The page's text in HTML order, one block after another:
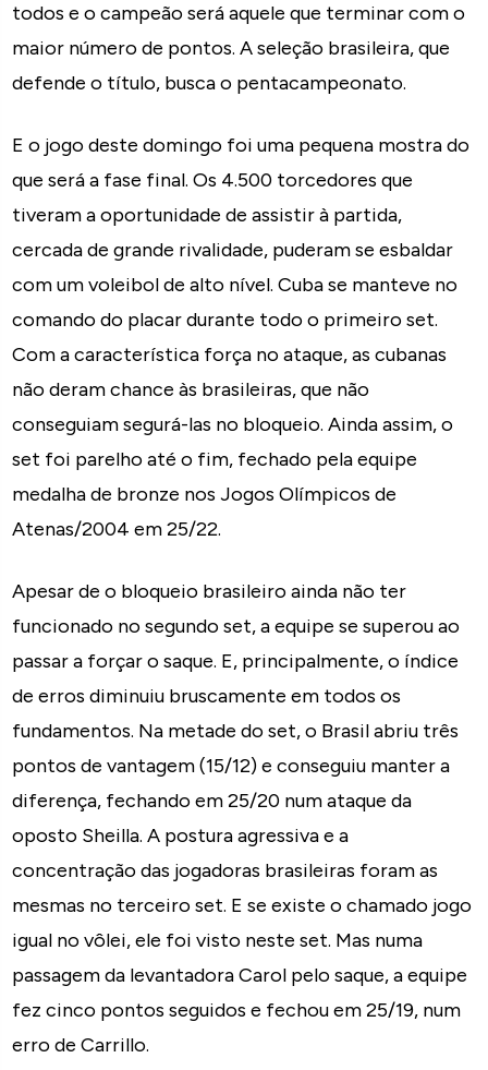
todos e o campeão será aquele que terminar com o
maior número de pontos. A seleção brasileira, que
defende o título, busca o pentacampeonato.
E o jogo deste domingo foi uma pequena mostra do
que será a fase final. Os 4.500 torcedores que
tiveram a oportunidade de assistir à partida,
cercada de grande rivalidade, puderam se esbaldar
com um voleibol de alto nível. Cuba se manteve no
comando do placar durante todo o primeiro set.
Com a característica força no ataque, as cubanas
não deram chance às brasileiras, que não
conseguiam segurá-las no bloqueio. Ainda assim, o
set foi parelho até o fim, fechado pela equipe
medalha de bronze nos Jogos Olímpicos de
Atenas/2004 em 25/22.
Apesar de o bloqueio brasileiro ainda não ter
funcionado no segundo set, a equipe se superou ao
passar a forçar o saque. E, principalmente, o índice
de erros diminuiu bruscamente em todos os
fundamentos. Na metade do set, o Brasil abriu três
pontos de vantagem (15/12) e conseguiu manter a
diferença, fechando em 25/20 num ataque da
oposto Sheilla. A postura agressiva e a
concentração das jogadoras brasileiras foram as
mesmas no terceiro set. E se existe o chamado jogo
igual no vôlei, ele foi visto neste set. Mas numa
passagem da levantadora Carol pelo saque, a equipe
fez cinco pontos seguidos e fechou em 25/19, num
erro de Carrillo.